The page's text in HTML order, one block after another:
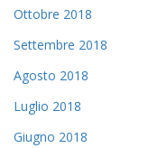
Ottobre 2018
Settembre 2018
Agosto 2018
Luglio 2018
Giugno 2018